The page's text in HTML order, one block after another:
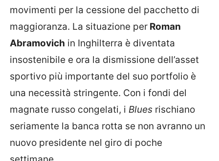
movimenti per la cessione del pacchetto di
maggioranza. La situazione per Roman
Abramovich in Inghilterra è diventata
insostenibile e ora la dismissione dell’asset
sportivo più importante del suo portfolio è
una necessità stringente. Con i fondi del
magnate russo congelati, i Blues rischiano
seriamente la banca rotta se non avranno un
nuovo presidente nel giro di poche